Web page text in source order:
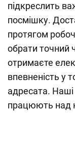
підкреслить
посмішку.
протягом
обрати точний
отримаєте
впевненість у
адресата.
працюють над